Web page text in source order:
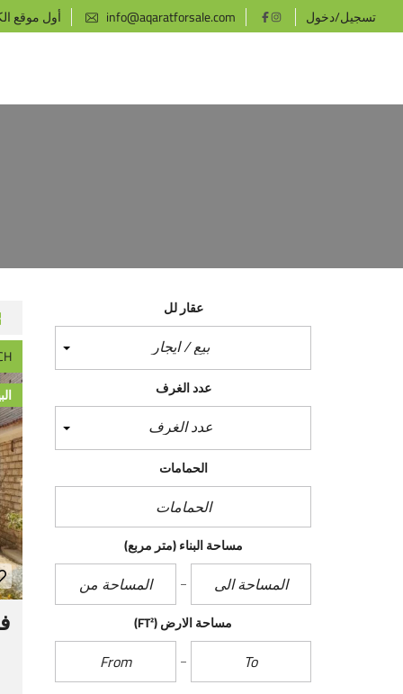
أول موقع info@aqaratforsale.com تسجيل/دخول
عقار لل
بيع / ايجار
عدد الغرف
عدد الغرف
الحمامات
مساحة البناء(متر مربع)
مساحة الارض(FT²)